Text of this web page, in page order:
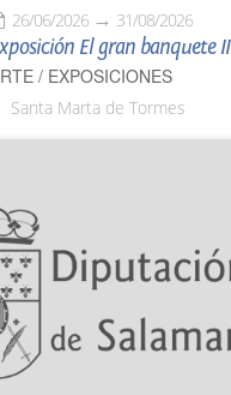
26/06/2026 31/08/2026
El gran banquete II
/ EXPOSICIONES
Santa Marta de Tormes